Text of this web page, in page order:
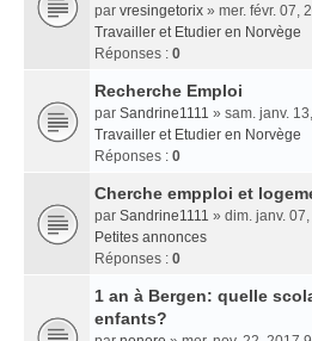
par vresingetorix » mer. févr. 07,
Travailler et Etudier en Norvège
Réponses : 0
Recherche Emploi
par Sandrine1111 » sam. janv.
Travailler et Etudier en Norvège
Réponses : 0
Cherche empploi et
par Sandrine1111 » dim. janv.
Petites annonces
Réponses : 0
1 an à Bergen: quelle
enfants?